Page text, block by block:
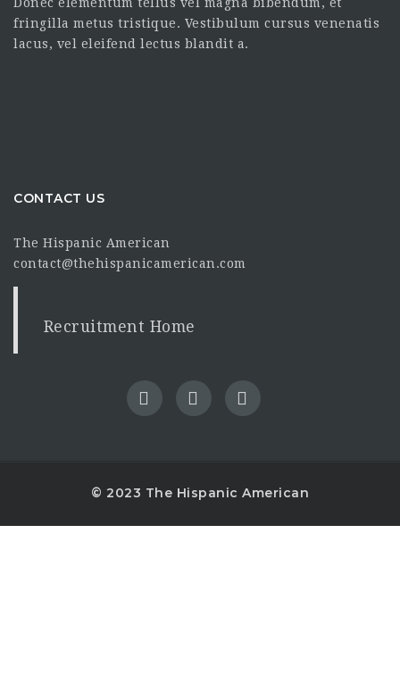
fringilla metus tristique. Vestibulum cursus venenatis
lacus, vel eleifend lectus blandit a.
CONTACT US
The Hispanic American
contact@thehispanicamerican.com
Recruitment Home
© 2023 The Hispanic American